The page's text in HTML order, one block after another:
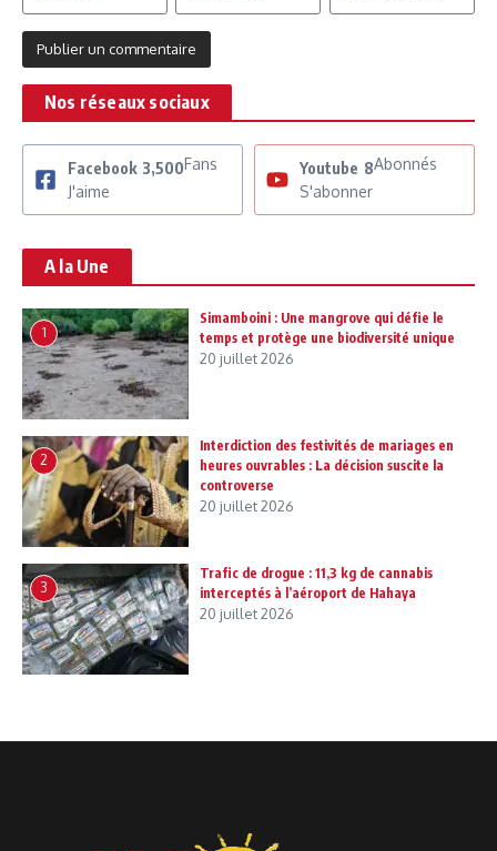
Nos réseaux sociaux
Facebook 3,500Fans
J'aime
Youtube 8Abonnés
S'abonner
A la Une
1
Simamboini : Une mangrove qui défie le
temps et protège une biodiversité unique
20 juillet 2026
2
Interdiction des festivités de mariages en
heures ouvrables : La décision suscite la
controverse
20 juillet 2026
3
Trafic de drogue : 11,3 kg de cannabis
interceptés à l’aéroport de Hahaya
20 juillet 2026